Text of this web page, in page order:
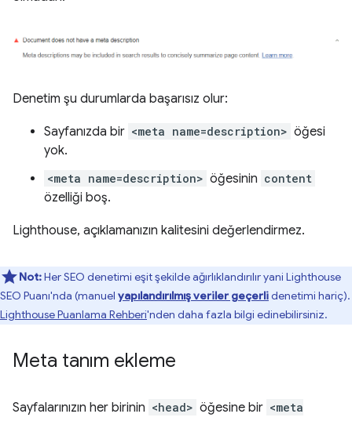
Denetim şu durumlarda başarısız olur:
Sayfanızda bir <meta name=description> öğesi
yok.
<meta name=description> öğesinin content
özelliği boş.
Lighthouse, açıklamanızın kalitesini değerlendirmez.
Not:Her SEO denetimi eşit şekilde ağırlıklandırılır yani Lighthouse
SEO Puanı'nda (manuel yapılandırılmış veriler geçerlidenetimi hariç).
Lighthouse Puanlama Rehberi'nden daha fazla bilgi edinebilirsiniz.
Meta tanım ekleme
Sayfalarınızın her birinin <head> öğesine bir <meta